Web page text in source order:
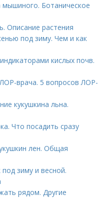
мышиного. Ботаническое
Описание растения
под зиму. Чем и как
кислых почв.
врача. 5 вопросов ЛОР-
кукушкина льна.
Что посадить сразу
лен. Общая
зиму и весной.
рядом. Другие